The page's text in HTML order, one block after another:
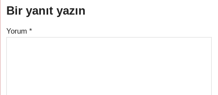
Bir yanıt yazın
Yorum*